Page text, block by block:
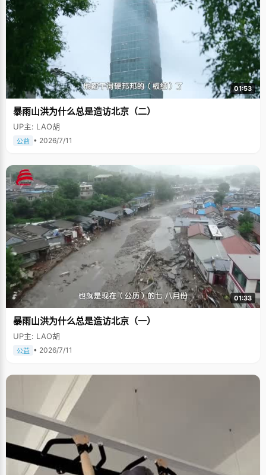
01:53
暴雨山洪为什么总是造访北京（二）
UP主: LAO胡
公益 • 2026/7/11
01:33
暴雨山洪为什么总是造访北京（一）
UP主: LAO胡
公益 • 2026/7/11